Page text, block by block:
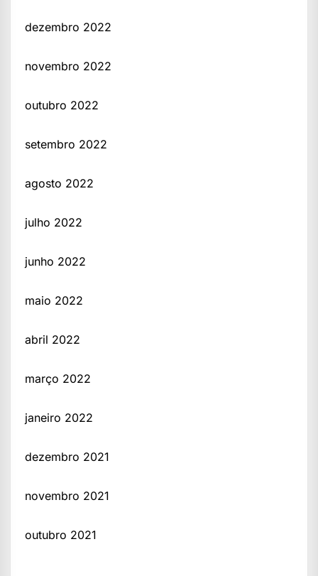
dezembro 2022
novembro 2022
outubro 2022
setembro 2022
agosto 2022
julho 2022
junho 2022
maio 2022
abril 2022
março 2022
janeiro 2022
dezembro 2021
novembro 2021
outubro 2021